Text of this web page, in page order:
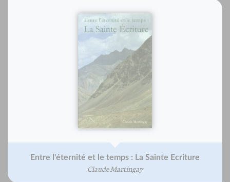
Entre l'éternité et le temps : La Sainte Ecriture
Claude Martingay